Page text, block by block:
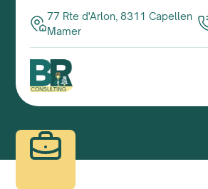
77 Rte d'Arlon, 8311 Capellen
Mamer